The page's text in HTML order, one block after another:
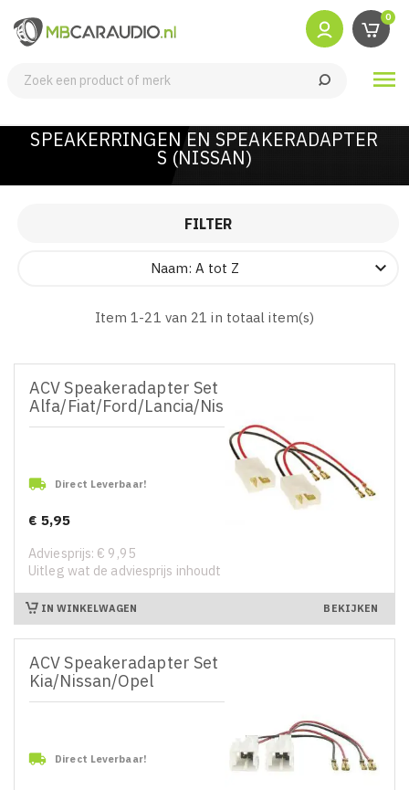
0

SPEAKERRINGEN EN SPEAKERADAPTER
S (NISSAN)
FILTER
Naam: A tot Z 
Item 1-21 van 21 in totaal item(s)
ACV Speakeradapter Set
Alfa/Fiat/Ford/Lancia/Nissan/Opel/Suzuki
 Direct Leverbaar!
Prijs
€ 5,95
Adviesprijs: € 9,95
Uitleg wat de adviesprijs inhoudt
IN WINKELWAGEN BEKIJKEN
ACV Speakeradapter Set
Kia/Nissan/Opel
 Direct Leverbaar!